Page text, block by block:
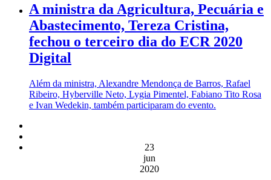
A ministra da Agricultura, Pecuária e
Abastecimento, Tereza Cristina,
fechou o terceiro dia do ECR 2020
Digital
Além da ministra, Alexandre Mendonça de Barros, Rafael
Ribeiro, Hyberville Neto, Lygia Pimentel, Fabiano Tito Rosa
e Ivan Wedekin, também participaram do evento.
23
jun
2020